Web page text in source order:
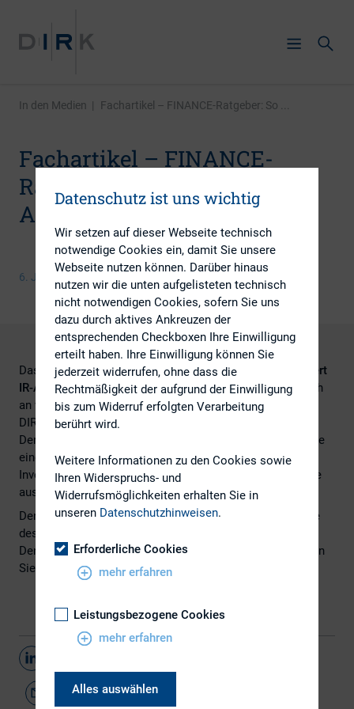
In den Medien | Fachartikel – FINANCE-Ratgeber: So ...
Fachartikel – FINANCE-
Ratgeber: So funktioniert IR-
Arbeit für Bondemittenten
6. Januar 2017
Das FINANCE-Magazin hat einen Ratgeber
„So funktioniert
IR-Arbeit für Bondemittenten“veröffentlicht. Er beruft sich
an vielen Stellen auf den
DIRK-IR-Guide: Fixed Income Investor Relations.
Der Beitrag umfasst kompakt die wichtigsten Schritte, wie
eine erfolgreiche
Investor Relations-Tätigkeit im Rahmen von Fixed Income
auszusehen hat.
Den vollständigen Artikel finden Siehier
auf der Webseite
des
Den DIRK-IR-Guide: Fixed Income Investor Relations finden
Sie
Datenschutz ist uns wichtig
Wir setzen auf dieser Webseite technisch
notwendige Cookies ein, damit Sie unsere
Webseite nutzen können. Darüber hinaus
nutzen wir die unten aufgelisteten technisch
nicht notwendigen Cookies, sofern Sie uns
dazu durch aktives Ankreuzen der
entsprechenden Checkboxen Ihre Einwilligung
erteilt haben. Ihre Einwilligung können Sie
jederzeit widerrufen, ohne dass die
Rechtmäßigkeit der aufgrund der Einwilligung
bis zum Widerruf erfolgten Verarbeitung
berührt wird.
Weitere Informationen zu den Cookies sowie
Ihren Widerspruchs- und
Widerrufsmöglichkeiten erhalten Sie in
unseren Datenschutzhinweisen.
Erforderliche Cookies
mehr erfahren
Leistungsbezogene Cookies
mehr erfahren
Alles auswählen